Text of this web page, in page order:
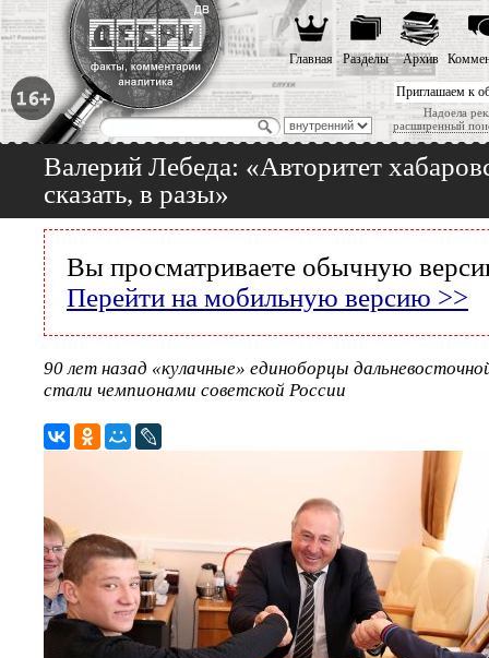
Приглашаем к
Надоела
расширенный
Главная Разделы Архив
Валерий Лебеда: «Авторитет
сказать, в разы»
Вы просматриваете обычную
Перейти на мобильную версию >>
90 лет назад «кулачные» единоборцы
стали чемпионами советской России